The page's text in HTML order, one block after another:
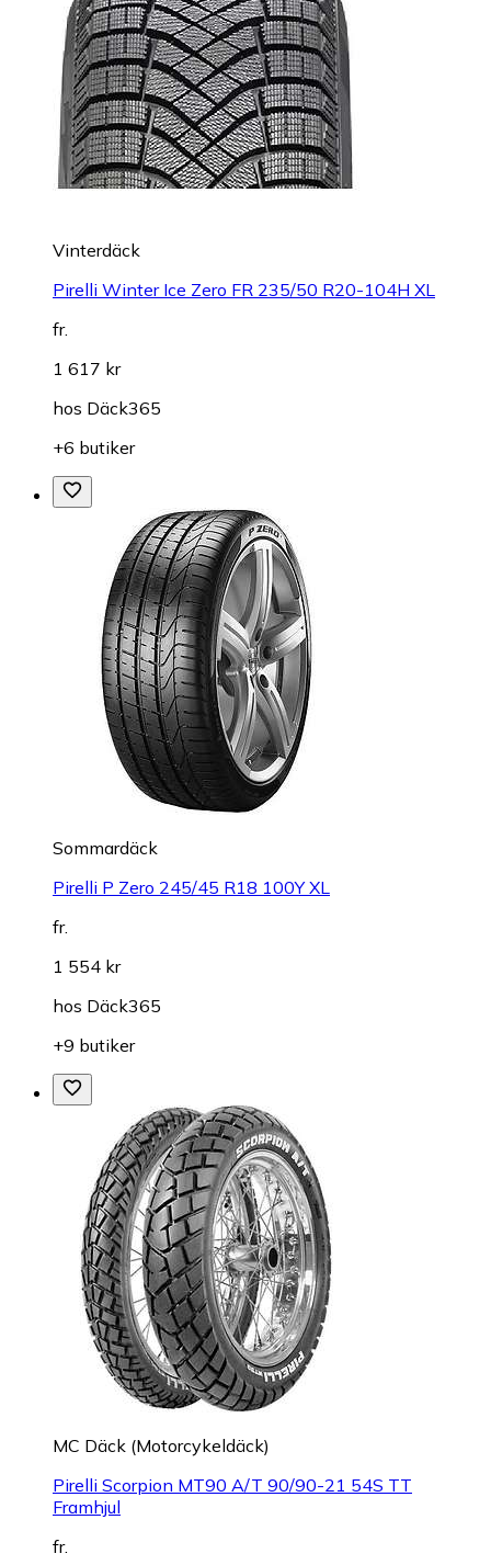
Vinterdäck
Pirelli Winter Ice Zero FR 235/50 R20-104H XL
fr.
1 617 kr
hos Däck365
+6 butiker
Sommardäck
Pirelli P Zero 245/45 R18 100Y XL
fr.
1 554 kr
hos Däck365
+9 butiker
MC Däck (Motorcykeldäck)
Pirelli Scorpion MT90 A/T 90/90-21 54S TT
Framhjul
fr.